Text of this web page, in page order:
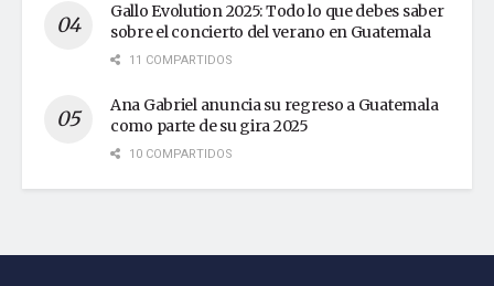
Gallo Evolution 2025: Todo lo que debes saber
sobre el concierto del verano en Guatemala
11 COMPARTIDOS
Ana Gabriel anuncia su regreso a Guatemala
como parte de su gira 2025
10 COMPARTIDOS